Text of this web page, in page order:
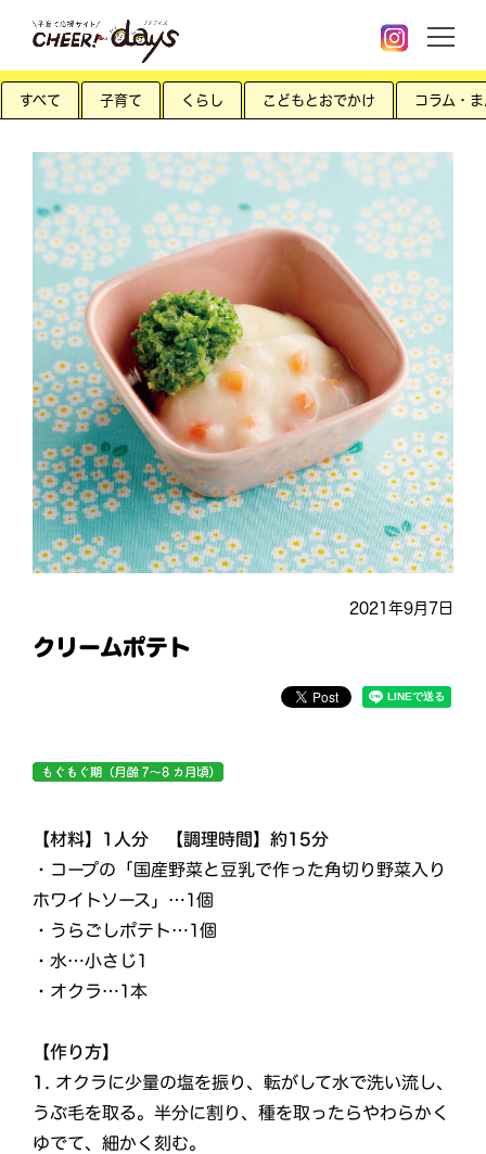
すべて 子育て くらし こどもとおでかけ コラム・
2021年9月7日
クリームポテト
【材料】1人分 【調理時間】約15分
・コープの「国産野菜と豆乳で作った角切り野菜入り
ホワイトソース」…1個
・うらごしポテト…1個
・水…小さじ1
・オクラ…1本
【作り方】
1. オクラに少量の塩を振り、転がして水で洗い流し、
うぶ毛を取る。半分に割り、種を取ったらやわらかく
ゆでて、細かく刻む。